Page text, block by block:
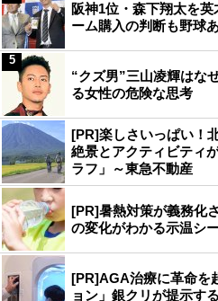
阪神1位・森下翔太を
ーム購入の判断も野球
“クズ男”三山凌輝はな
る女性の危険な思考
5
[PR]楽しさいっぱい！
絶景とアクティビティ
ラフ」～東急不動産
[PR]暑熱対策が義務化
の変化がわかる示温シ
[PR]AGA治療に革命を
ョン」銀クリが提示す